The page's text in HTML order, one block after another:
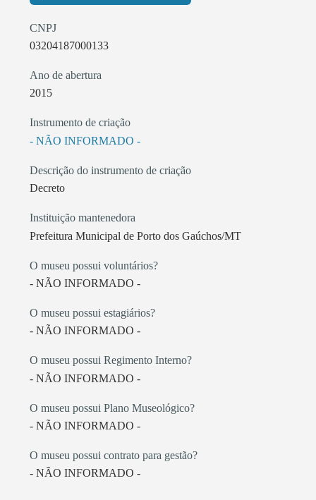
CNPJ
03204187000133
Ano de abertura
2015
Instrumento de criação
- NÃO INFORMADO -
Descrição do instrumento de criação
Decreto
Instituição mantenedora
Prefeitura Municipal de Porto dos Gaúchos/MT
O museu possui voluntários?
- NÃO INFORMADO -
O museu possui estagiários?
- NÃO INFORMADO -
O museu possui Regimento Interno?
- NÃO INFORMADO -
O museu possui Plano Museológico?
- NÃO INFORMADO -
O museu possui contrato para gestão?
- NÃO INFORMADO -